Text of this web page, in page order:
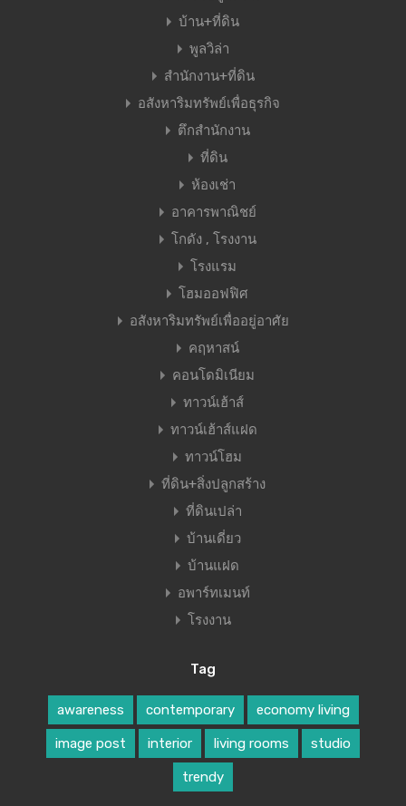
บ้าน+ที่ดิน
พูลวิล่า
สำนักงาน+ที่ดิน
อสังหาริมทรัพย์เพื่อธุรกิจ
ตึกสำนักงาน
ที่ดิน
ห้องเช่า
อาคารพาณิชย์
โกดัง , โรงงาน
โรงแรม
โฮมออฟฟิศ
อสังหาริมทรัพย์เพื่ออยู่อาศัย
คฤหาสน์
คอนโดมิเนียม
ทาวน์เฮ้าส์
ทาวน์เฮ้าส์แฝด
ทาวน์โฮม
ที่ดิน+สิ่งปลูกสร้าง
ที่ดินเปล่า
บ้านเดี่ยว
บ้านแฝด
อพาร์ทเมนท์
โรงงาน
Tag
awareness contemporary economy living
image post interior living rooms studio
trendy